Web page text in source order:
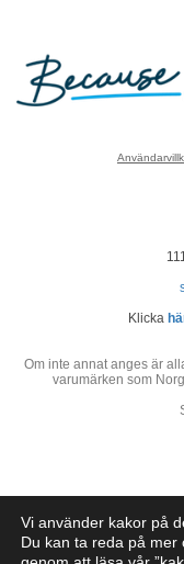
Klicka
Om inte annat anges är
varumärken som
Vi använder kakor på
Du kan ta reda på mer